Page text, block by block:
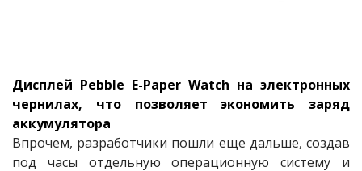
Дисплей Pebble E-Paper Watch на электронных
чернилах, что позволяет экономить заряд
аккумулятора
Впрочем, разработчики пошли еще дальше, создав
под часы отдельную операционную систему и